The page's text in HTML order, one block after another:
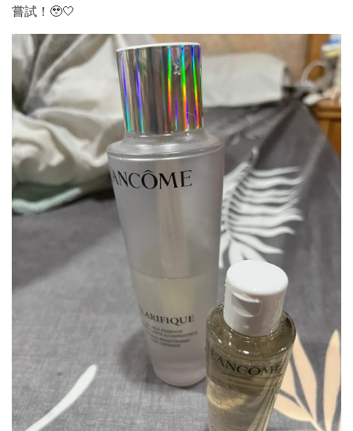
嘗試！🥹🤍